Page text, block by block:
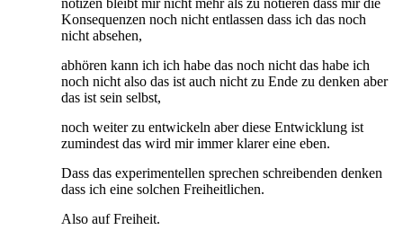
Konsequenzen noch nicht entlassen dass ich das noch
nicht absehen,
abhören kann ich ich habe das noch nicht das habe ich
noch nicht also das ist auch nicht zu Ende zu denken aber
das ist sein selbst,
noch weiter zu entwickeln aber diese Entwicklung ist
zumindest das wird mir immer klarer eine eben.
Dass das experimentellen sprechen schreibenden denken
dass ich eine solchen Freiheitlichen.
Also auf Freiheit.